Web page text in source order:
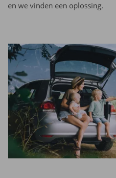
en we vinden een oplossing.